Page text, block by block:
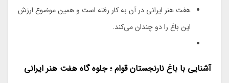
هفت هنر ایرانی در آن به کار رفته است و همین موضوع ارزش
این باغ را دو چندان می‌کند.
آشنایی با باغ نارنجستان قوام ؛ جلوه گاه هفت هنر ایرانی